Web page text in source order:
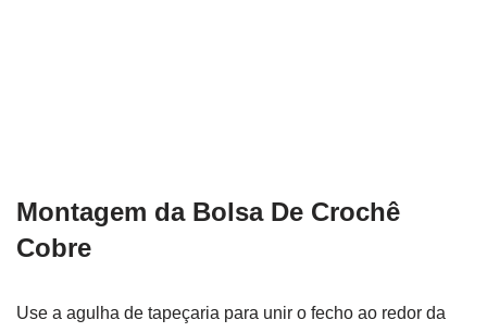
Montagem da Bolsa De Crochê
Cobre
Use a agulha de tapeçaria para unir o fecho ao redor da